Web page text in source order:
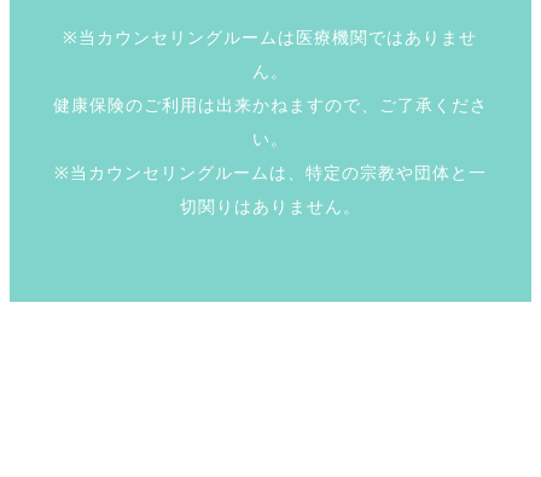
※当カウンセリングルームは医療機関ではありませ
ん。
健康保険のご利用は出来かねますので、ご了承くださ
い。
※当カウンセリングルームは、特定の宗教や団体と一
切関りはありません。